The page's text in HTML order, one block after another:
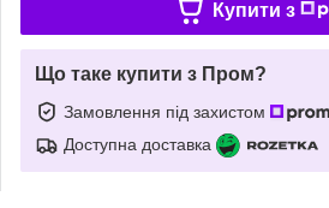
Купити з
Що таке купити з Пром?
Замовлення під захистом
Доступна доставка